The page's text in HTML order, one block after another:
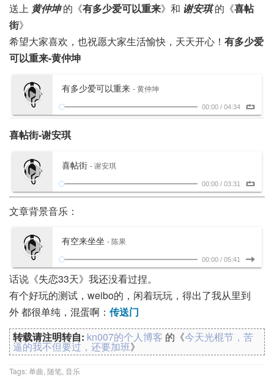
送上 黄仲坤 的《有多少爱可以重来》和 谢安琪的《喜帖
街》
希望大家喜欢，也祝愿大家生活愉快，天天开心！ 有多少爱
可以重来-黄仲坤
有多少爱可以重来 - 黄仲坤
00:00 / 04:34
喜帖街-谢安琪
喜帖街 - 谢安琪
00:00 / 03:31
文章背景音乐：
有空来坐坐 - 陈果
00:00 / 05:41
话说《失恋33天》我还没看过捏。
有个好玩的测试，weibo的，闲着玩玩，得出了我从里到
外 都很单纯，混蛋啊： 传送门
转载请注明转自: kn007的个人博客 的《今天光棍节，苦
逼的我不但要过，还要加班》
Tags:单曲 随笔 音乐